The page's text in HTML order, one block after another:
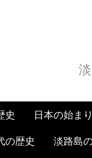
史 日本の始ま
の歴史
淡路島